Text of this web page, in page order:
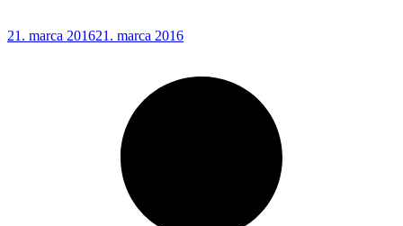
21. marca 201621. marca 2016